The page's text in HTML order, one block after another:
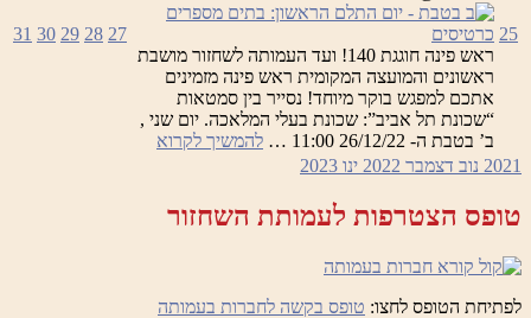
25 כרטיסים
ראש פינה חוגגת 140! ועד העמותה לשחזור מושבת
ראשונים והמועצה המקומית ראש פינה מזמינים
אתכם למפגש בוקר מיוחד! נסייר בין סמטאות
“שכונת תל אביב”: שכונת בעלי המלאכה. יום שני ,
ב’ בטבת ה- 26/12/22 11:00 …
להמשיך לקרוא
27
28
29
30
31
2021 נוב דצמבר 2022 ינו 2023
טופס הצטרפות לעמותת השחזור
לפתיחת הטופס לחצו: טופס בקשה לחברות בעמותה